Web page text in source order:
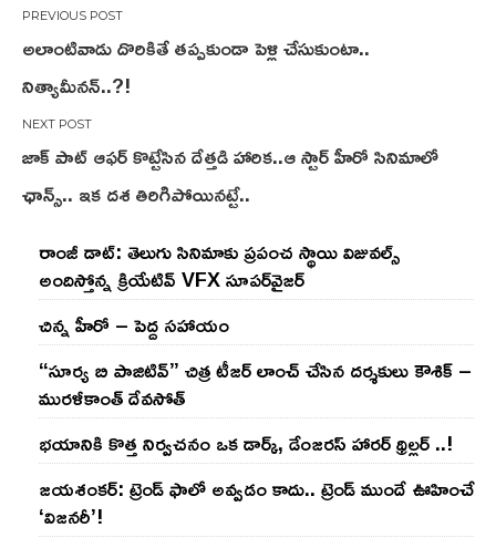
Post
navigation
అలాంటివాడు దొరికితే తప్పకుండా పెళ్లి చేసుకుంటా..
నిత్యామీనన్..?!
జాక్ పాట్ ఆఫర్ కొట్టేసిన దేత్తడి హారిక..ఆ స్టార్ హీరో సినిమాలో
ఛాన్స్.. ఇక దశ తిరిగిపోయినట్టే..
రాంజీ డాట్: తెలుగు సినిమాకు ప్రపంచ స్థాయి విజువల్స్
అందిస్తోన్న క్రియేటివ్ VFX సూపర్‌వైజర్
చిన్న హీరో – పెద్ద సహాయం
“సూర్య బి పాజిటివ్” చిత్ర టీజర్ లాంచ్ చేసిన‌ దర్శకులు కౌశిక్ –
మురళీకాంత్ దేవసోత్
భయానికి కొత్త నిర్వచనం ఒక డార్క్, డేంజరస్ హారర్ థ్రిల్లర్ ..!
జయశంకర్: ట్రెండ్‌ ఫాలో అవ్వడం కాదు.. ట్రెండ్‌ ముందే ఊహించే
‘విజనరీ’!